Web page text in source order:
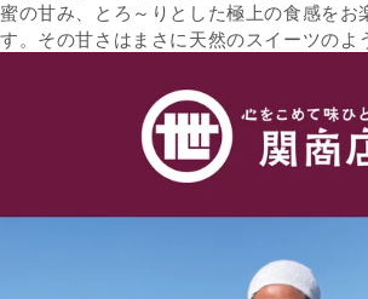
蜜の甘み、とろ～りとした極上の食感をお
す。その甘さはまさに天然のスイーツのよ